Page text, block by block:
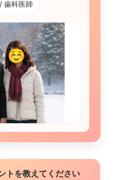
歯科医師
トを教えてください